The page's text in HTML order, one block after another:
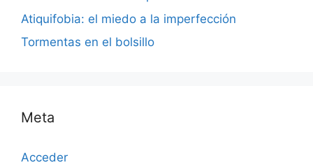
Atiquifobia: el miedo a la imperfección
Tormentas en el bolsillo
Meta
Acceder